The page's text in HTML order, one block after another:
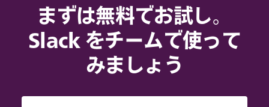
まずは無料でお試し。
Slack をチームで使って
みましょう